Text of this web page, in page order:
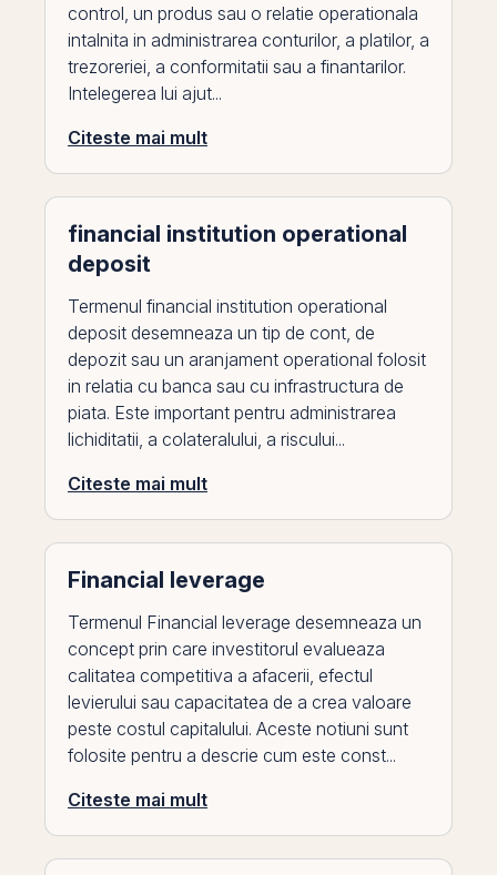
control, un produs sau o relatie operationala
intalnita in administrarea conturilor, a platilor, a
trezoreriei, a conformitatii sau a finantarilor.
Intelegerea lui ajut...
Citeste mai mult
financial institution operational
deposit
Termenul financial institution operational
deposit desemneaza un tip de cont, de
depozit sau un aranjament operational folosit
in relatia cu banca sau cu infrastructura de
piata. Este important pentru administrarea
lichiditatii, a colateralului, a riscului...
Citeste mai mult
Financial leverage
Termenul Financial leverage desemneaza un
concept prin care investitorul evalueaza
calitatea competitiva a afacerii, efectul
levierului sau capacitatea de a crea valoare
peste costul capitalului. Aceste notiuni sunt
folosite pentru a descrie cum este const...
Citeste mai mult